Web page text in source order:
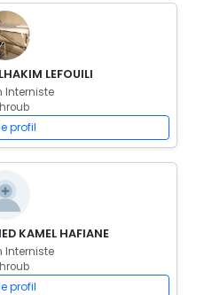
LEFOUILI
Interniste
profil
KAMEL HAFIANE
Interniste
profil